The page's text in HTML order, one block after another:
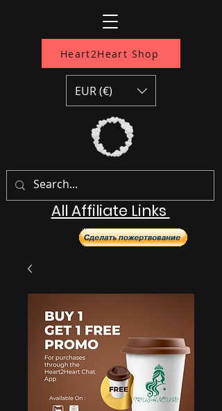
Heart2Heart Shop
All Affiliate Links
EUR (€)